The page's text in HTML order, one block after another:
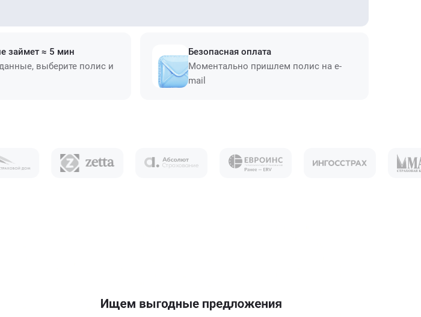
займет ≈ 5 мин
выберите полис и
Безопасная оплата
Моментально пришлем полис на e-
mail